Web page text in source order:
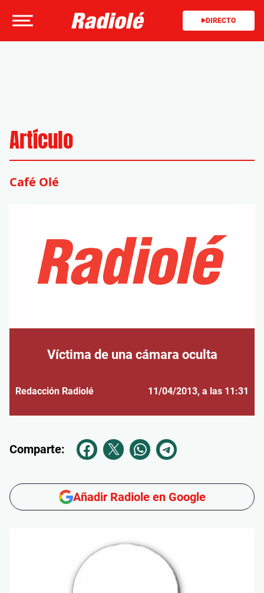
DIRECTO
Artículo
Café Olé
Víctima de una cámara oculta
Redacción Radiolé 11/04/2013, a las 11:31
Comparte:
Añadir Radiole en Google